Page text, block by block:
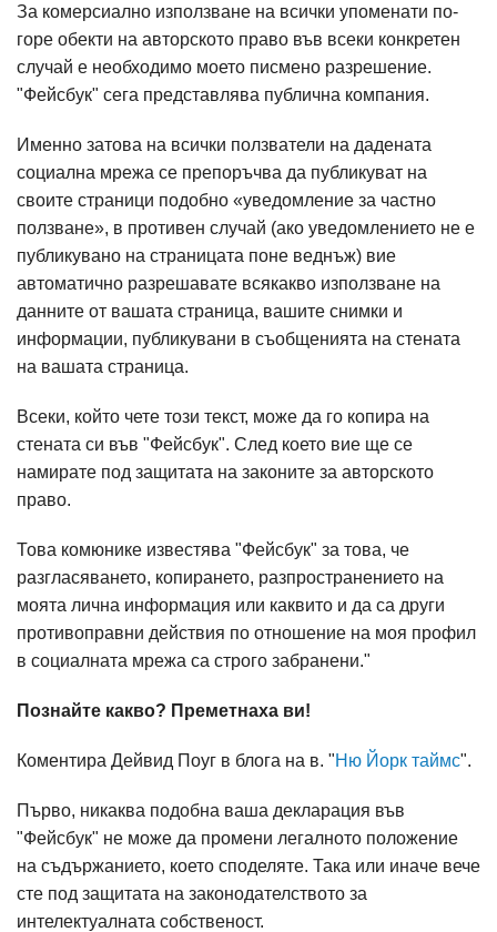
За комерсиално използване на всички упоменати по-
горе обекти на авторското право във всеки конкретен
случай е необходимо моето писмено разрешение.
"Фейсбук" сега представлява публична компания.
Именно затова на всички ползватели на дадената
социална мрежа се препоръчва да публикуват на
своите страници подобно «уведомление за частно
ползване», в противен случай (ако уведомлението не е
публикувано на страницата поне веднъж) вие
автоматично разрешавате всякакво използване на
данните от вашата страница, вашите снимки и
информации, публикувани в съобщенията на стената
на вашата страница.
Всеки, който чете този текст, може да го копира на
стената си във "Фейсбук". След което вие ще се
намирате под защитата на законите за авторското
право.
Това комюнике известява "Фейсбук" за това, че
разгласяването, копирането, разпространението на
моята лична информация или каквито и да са други
противоправни действия по отношение на моя профил
в социалната мрежа са строго забранени."
Познайте какво? Преметнаха ви!
Коментира Дейвид Поуг в блога на в. "Ню Йорк таймс".
Първо, никаква подобна ваша декларация във
"Фейсбук" не може да промени легалното положение
на съдържанието, което споделяте. Така или иначе вече
сте под защитата на законодателството за
интелектуалната собственост.